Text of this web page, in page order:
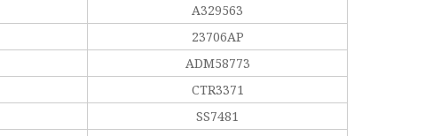
A329563
23706AP
ADM58773
CTR3371
SS7481